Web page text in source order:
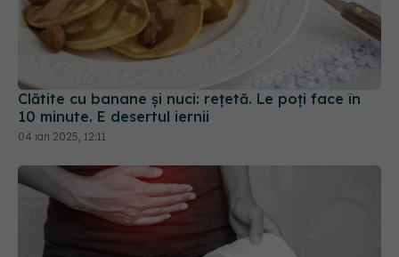
Clătite cu banane și nuci: rețetă. Le poți face în
10 minute. E desertul iernii
04 ian 2025, 12:11